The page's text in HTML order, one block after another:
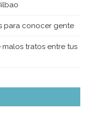
para conocer gente
tratos entre tus